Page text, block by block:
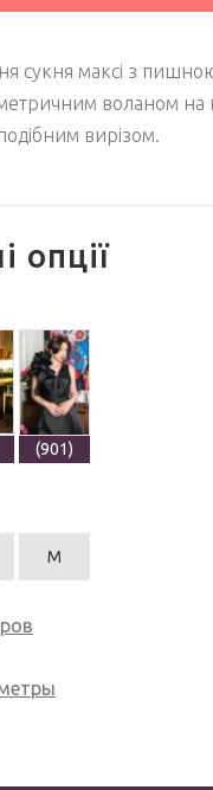
сукня максі з
воланом на
вирізом.
опції
(901)
M